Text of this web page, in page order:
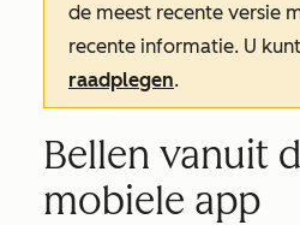
de meest recente versie
recente informatie. U
raadplegen.
Bellen vanuit
mobiele app